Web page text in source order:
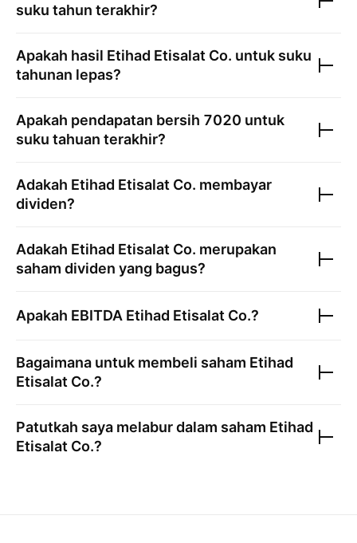
suku tahun terakhir?
Apakah hasil Etihad Etisalat Co. untuk suku
tahunan lepas?
Apakah pendapatan bersih 7020 untuk
suku tahuan terakhir?
Adakah Etihad Etisalat Co. membayar
dividen?
Adakah Etihad Etisalat Co. merupakan
saham dividen yang bagus?
Apakah EBITDA Etihad Etisalat Co.?
Bagaimana untuk membeli saham Etihad
Etisalat Co.?
Patutkah saya melabur dalam saham Etihad
Etisalat Co.?